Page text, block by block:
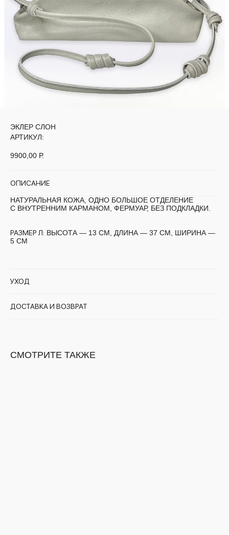
ЭКЛЕР СЛОН
АРТИКУЛ:
9900,00 Р.
ОПИСАНИЕ
НАТУРАЛЬНАЯ КОЖА, ОДНО БОЛЬШОЕ ОТДЕЛЕНИЕ
С ВНУТРЕННИМ КАРМАНОМ, ФЕРМУАР, БЕЗ ПОДКЛАДКИ.
РАЗМЕР Л: ВЫСОТА — 13 СМ, ДЛИНА — 37 СМ, ШИРИНА —
5 СМ
УХОД
ДОСТАВКА И ВОЗВРАТ
СМОТРИТЕ ТАКЖЕ